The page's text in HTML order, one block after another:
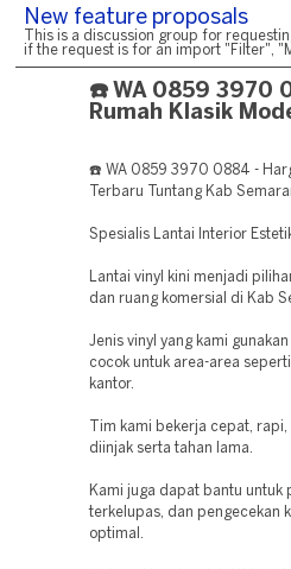
New feature proposals
This is a discussion group for
if the request is for an import "Filter",
☎️ WA 0859 3970
Rumah Klasik
☎️ WA 0859 3970 0884 -
Terbaru Tuntang Kab
Spesialis Lantai Interior
Lantai vinyl kini menjadi
dan ruang komersial di Kab
Jenis vinyl yang kami
cocok untuk area-area
kantor.
Tim kami bekerja cepat,
diinjak serta tahan lama.
Kami juga dapat bantu untuk
terkelupas, dan pengecekan
optimal.